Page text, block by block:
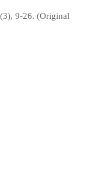
(3), 9-26. (Original